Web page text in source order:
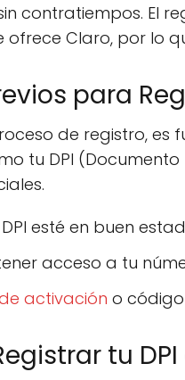
contratiempos. El
ofrece Claro, por lo
para
de registro,
tu DPI
esté en buen
acceso a tu
activación o
tu